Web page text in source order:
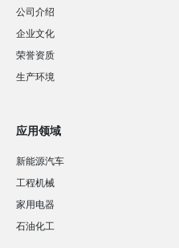
公司介绍
企业文化
荣誉资质
生产环境
应用领域
新能源汽车
工程机械
家用电器
石油化工